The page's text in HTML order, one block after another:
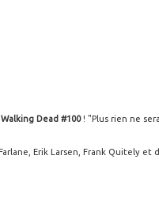
Walking Dead #100! "Plus rien ne
Erik Larsen, Frank Quitely